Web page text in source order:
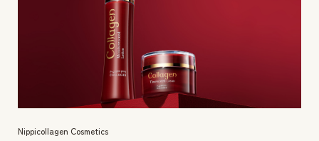
Nippicollagen Cosmetics